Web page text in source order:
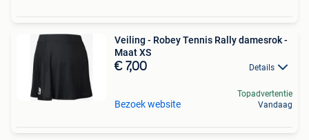
Veiling - Robey Tennis Rally damesrok -
Maat XS
€ 7,00 Details
Bezoek website
Topadvertentie
Vandaag